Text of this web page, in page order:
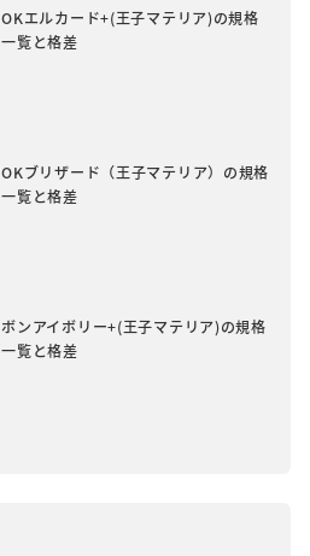
OKエルカード+(王子マテリア)の規格
一覧と格差
OKブリザード（王子マテリア）の規格
一覧と格差
ボンアイボリー+(王子マテリア)の規格
一覧と格差